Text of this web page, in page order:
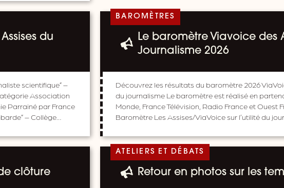
du
scientifique” –
Association
Parrainé par France
– Collège…
BAROMÈTRES
Le baromètre Viavoice des
Journalisme 2026
Découvrez les résultats du baromètre 2026
du journalisme Le baromètre est réalisé en
Monde, France Télévision, Radio France et Ouest
Baromètre Les Assises/ViaVoice sur l’utilité du
clôture
ATELIERS ET DÉBATS
Retour en photos sur les